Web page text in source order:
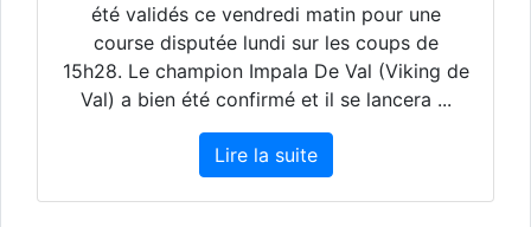
été validés ce vendredi matin pour une
course disputée lundi sur les coups de
15h28. Le champion Impala De Val (Viking de
Val) a bien été confirmé et il se lancera ...
Lire la suite